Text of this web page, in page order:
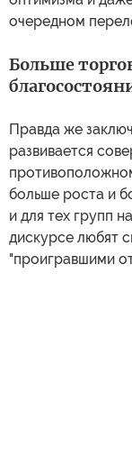
очередном
Больше
Правда же
развивается
больше роста и
и для тех групп
дискурсе любят
"проигравшими